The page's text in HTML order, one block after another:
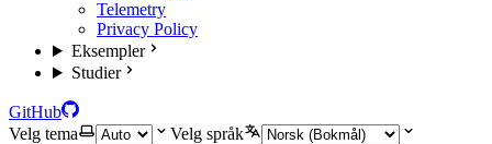
Telemetry
Privacy Policy
Eksempler
Studier
GitHub
Velg tema
Velg språk